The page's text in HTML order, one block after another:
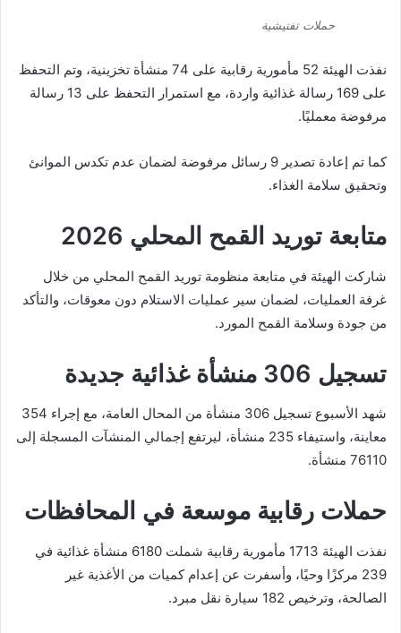
حملات تفتيشية
نفذت الهيئة 52 مأمورية رقابية على 74 منشأة تخزينية، وتم التحفظ
على 169 رسالة غذائية واردة، مع استمرار التحفظ على 13 رسالة
مرفوضة معمليًا.
كما تم إعادة تصدير 9 رسائل مرفوضة لضمان عدم تكدس الموانئ
وتحقيق سلامة الغذاء.
متابعة توريد القمح المحلي 2026
شاركت الهيئة في متابعة منظومة توريد القمح المحلي من خلال
غرفة العمليات، لضمان سير عمليات الاستلام دون معوقات، والتأكد
من جودة وسلامة القمح المورد.
تسجيل 306 منشأة غذائية جديدة
شهد الأسبوع تسجيل 306 منشأة من المحال العامة، مع إجراء 354
معاينة، واستيفاء 235 منشأة، ليرتفع إجمالي المنشآت المسجلة إلى
76110 منشأة.
حملات رقابية موسعة في المحافظات
نفذت الهيئة 1713 مأمورية رقابية شملت 6180 منشأة غذائية في
239 مركزًا وحيًا، وأسفرت عن إعدام كميات من الأغذية غير
الصالحة، وترخيص 182 سيارة نقل مبرد.